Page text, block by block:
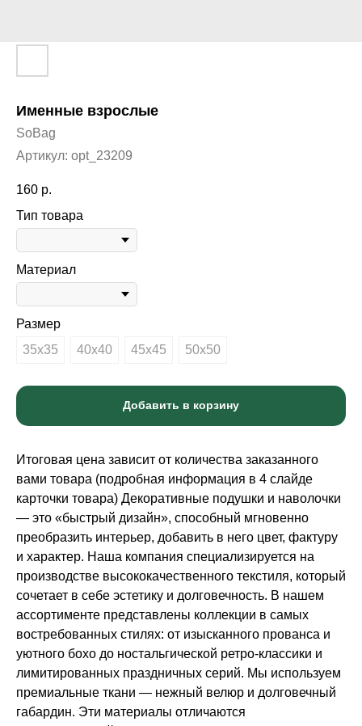
Именные взрослые
SoBag
Артикул: opt_23209
160 р.
Тип товара
Материал
Размер
35х35
40х40 45х45 50х50
Добавить в корзину
Итоговая цена зависит от количества заказанного
вами товара (подробная информация в 4 слайде
карточки товара) Декоративные подушки и наволочки
— это «быстрый дизайн», способный мгновенно
преобразить интерьер, добавить в него цвет, фактуру
и характер. Наша компания специализируется на
производстве высококачественного текстиля, который
сочетает в себе эстетику и долговечность. В нашем
ассортименте представлены коллекции в самых
востребованных стилях: от изысканного прованса и
уютного бохо до ностальгической ретро-классики и
лимитированных праздничных серий. Мы используем
премиальные ткани — нежный велюр и долговечный
габардин. Эти материалы отличаются